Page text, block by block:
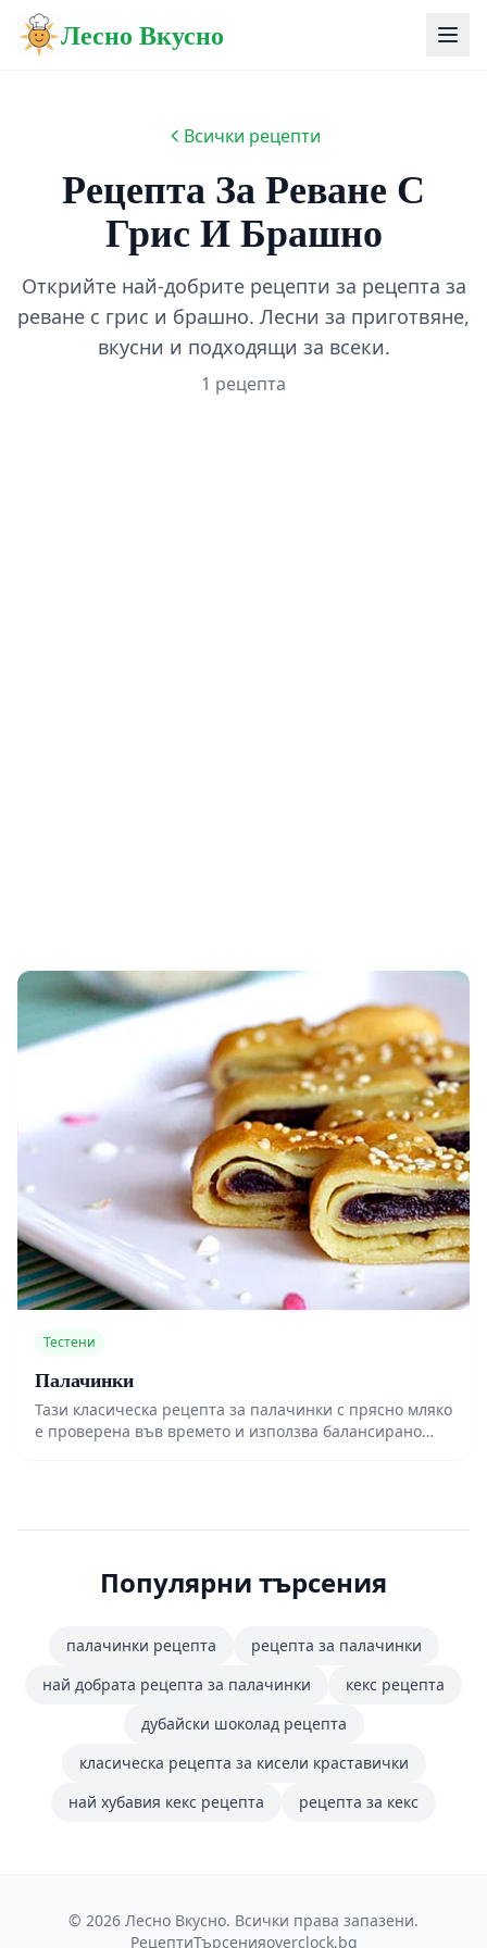
Лесно Вкусно
Всички рецепти
Рецепта За Реване С
Грис И Брашно
Открийте най-добрите рецепти за рецепта за
реване с грис и брашно. Лесни за приготвяне,
вкусни и подходящи за всеки.
1 рецепта
Тестени
Палачинки
Тази класическа рецепта за палачинки с прясно мляко
е проверена във времето и използва балансирано
Популярни търсения
палачинки рецепта
рецепта за палачинки
най добрата рецепта за палачинки
кекс рецепта
дубайски шоколад рецепта
класическа рецепта за кисели краставички
най хубавия кекс рецепта
рецепта за кекс
© 2026 Лесно Вкусно. Всички права запазени.
РецептиТърсенияoverclock.bg